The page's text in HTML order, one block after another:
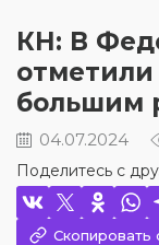
КН: В
большим
04.07.2024
Поделитесь с
Скопировать